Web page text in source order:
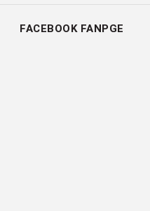
FACEBOOK FANPGE